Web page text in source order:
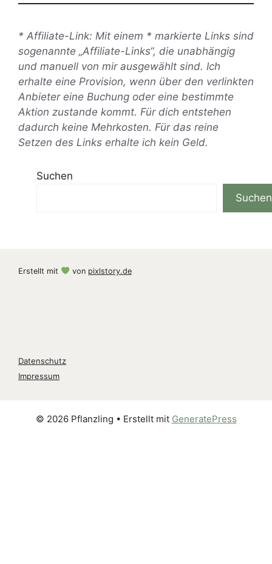
* Affiliate-Link: Mit einem * markierte Links sind
sogenannte „Affiliate-Links“, die unabhängig
und manuell von mir ausgewählt sind. Ich
erhalte eine Provision, wenn über den verlinkten
Anbieter eine Buchung oder eine bestimmte
Aktion zustande kommt. Für dich entstehen
dadurch keine Mehrkosten. Für das reine
Setzen des Links erhalte ich kein Geld.
Suchen
Suchen
Erstellt mit von pixlstory.de
Datenschutz
Impressum
© 2026 Pflanzling • Erstellt mit GeneratePress